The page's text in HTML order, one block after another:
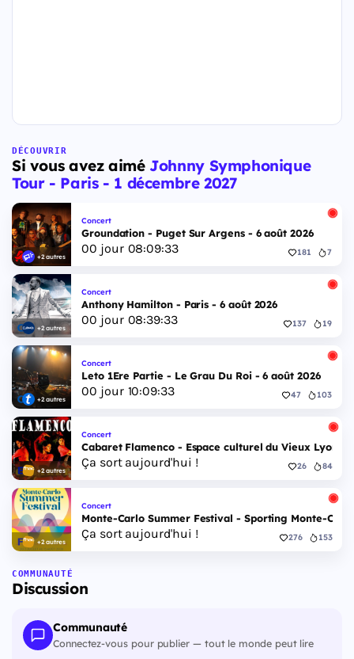
DÉCOUVRIR
Si vous avez aimé Johnny Symphonique
Tour - Paris - 1 décembre 2027
+2 autres
Concert
Groundation - Puget Sur Argens - 6 août 2026
00 jour 08:09:32 181 7
+2 autres
Concert
Anthony Hamilton - Paris - 6 août 2026
00 jour 08:39:32 137 19
+2 autres
Concert
Leto 1Ere Partie - Le Grau Du Roi - 6 août 2026
00 jour 10:09:32 47 103
+2 autres
Concert
Cabaret Flamenco - Espace culturel du Vieux Lyon -
Ça sort aujourd'hui ! 26 84
+2 autres
Concert
Monte-Carlo Summer Festival - Sporting Monte-
Ça sort aujourd'hui ! 276 153
COMMUNAUTÉ
Discussion
Communauté
Connectez-vous pour publier — tout le monde peut lire